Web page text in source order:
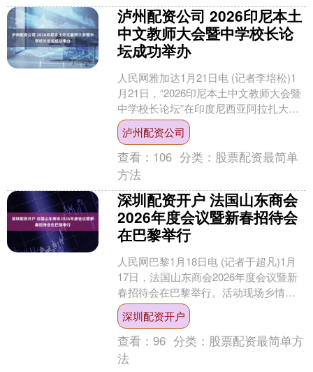
泸州配资公司 2026印尼本土
中文教师大会暨中学校长论
坛成功举办
人民网雅加达1月21日电 (记者李培松)1
月21日，“2026印尼本土中文教师大会暨
中学校长论坛”在印度尼西亚阿拉扎大学
举办。印尼教育主管部门和中国教育机
构代表....
泸州配资公司
查看： 106 分类： 股票配资最简单
方法
深圳配资开户 法国山东商会
2026年度会议暨新春招待会
在巴黎举行
人民网巴黎1月18日电 (记者于超凡)1月
17日，法国山东商会2026年度会议暨新
春招待会在巴黎举行。活动现场乡情浓
厚、气氛热烈，来自旅法侨界的商会会
长团成员、....
深圳配资开户
查看：96 分类： 股票配资最简单方
法